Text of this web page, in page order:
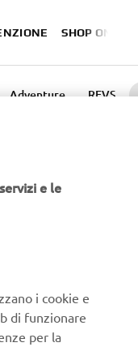
SHOP ONLINE
Adventure REVS
e le
i cookie e
di funzionare
per la